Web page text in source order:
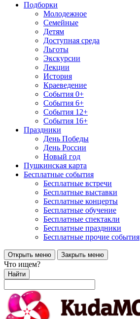
Подборки
Молодежное
Семейные
Детям
Доступная среда
Льготы
Экскурсии
Лекции
История
Краеведение
События 0+
События 6+
События 12+
События 16+
Праздники
День Победы
День России
Новый год
Пушкинская карта
Бесплатные события
Бесплатные встречи
Бесплатные выставки
Бесплатные концерты
Бесплатные обучение
Бесплатные спектакли
Бесплатные праздники
Бесплатные прочие события
Открыть меню Закрыть меню
Что ищем?
Найти